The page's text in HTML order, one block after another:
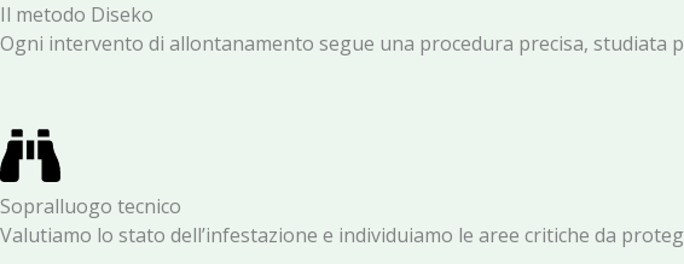
Il metodo Diseko
Ogni intervento di allontanamento segue una procedura precisa, studiata
Sopralluogo tecnico
Valutiamo lo stato dell’infestazione e individuiamo le aree critiche da